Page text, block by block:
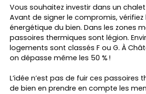
Vous souhaitez investir dans un
Avant de signer le compromis, vérifiez
énergétique du bien. Dans les zones
passoires thermiques sont légion.
logements sont classés F ou G. À
on dépasse même les 50 % !
L’idée n’est pas de fuir ces passoires
de bien en prendre en compte les